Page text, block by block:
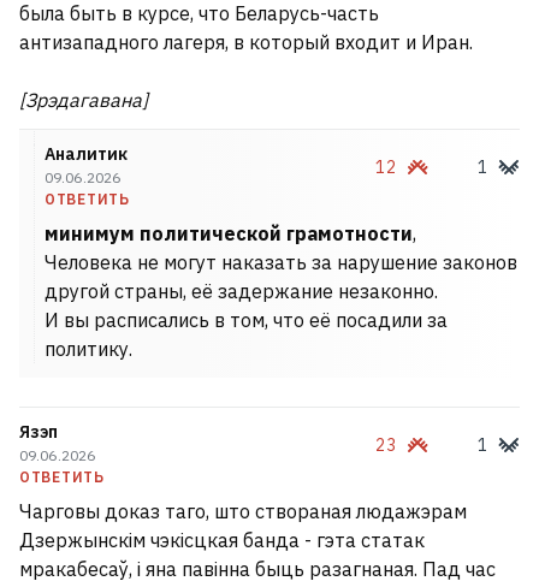
была быть в курсе, что Беларусь-часть
антизападного лагеря, в который входит и Иран.
[Зрэдагавана]
Аналитик
09.06.2026
ОТВЕТИТЬ
12 1
минимум политической грамотности,
Человека не могут наказать за нарушение законов
другой страны, её задержание незаконно.
И вы расписались в том, что её посадили за
политику.
Язэп
09.06.2026
ОТВЕТИТЬ
23 1
Чарговы доказ таго, што створаная людажэрам
Дзержынскім чэкісцкая банда - гэта статак
мракабесаў, і яна павінна быць разагнаная. Пад час